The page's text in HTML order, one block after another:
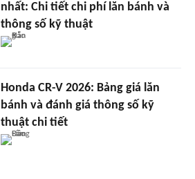
nhất: Chi tiết chi phí lăn bánh và
thông số kỹ thuật
Honda CR-V 2026: Bảng giá lăn
bánh và đánh giá thông số kỹ
thuật chi tiết